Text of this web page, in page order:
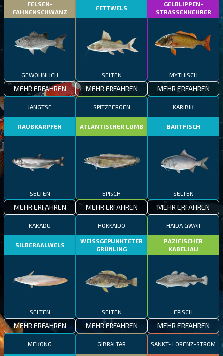
FELSEN-
FAHNENSCHWANZ
GEWÖHNLICH
MEHR ERFAHREN
FETTWELS
SELTEN
MEHR ERFAHREN
GELBLIPPEN-
STRASSENKEHRER
MYTHISCH
MEHR ERFAHREN
JANGTSE
RAUBKARPFEN
SELTEN
MEHR ERFAHREN
SPITZBERGEN
ATLANTISCHER LUMB
EPISCH
MEHR ERFAHREN
KARIBIK
BARTFISCH
SELTEN
MEHR ERFAHREN
KAKADU
SILBERAALWELS
SELTEN
MEHR ERFAHREN
HOKKAIDO
WEISSGEPUNKTETER
GRÜNLING
SELTEN
MEHR ERFAHREN
HAIDA GWAII
PAZIFISCHER
KABELJAU
EPISCH
MEHR ERFAHREN
MEKONG GIBRALTAR SANKT- LORENZ-STROM